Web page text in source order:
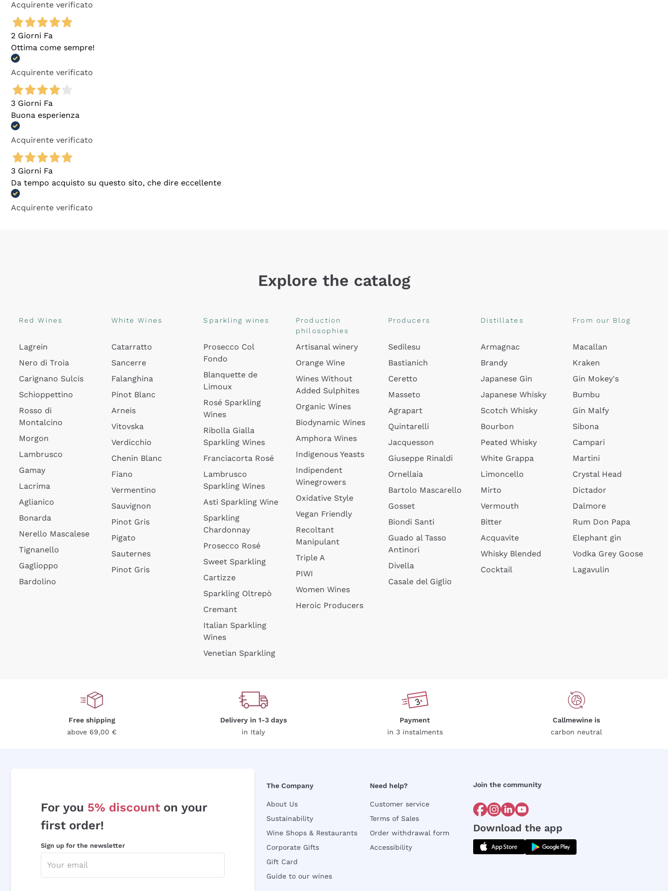
Acquirente verificato
2 Giorni Fa
Ottima come sempre!
Acquirente verificato
3 Giorni Fa
Buona esperienza
Acquirente verificato
3 Giorni Fa
Da tempo acquisto su questo sito, che dire eccellente
Acquirente verificato
Explore the catalog
Red Wines
Lagrein
Nero di Troia
Carignano Sulcis
Schioppettino
Rosso di
Montalcino
Morgon
Lambrusco
Gamay
Lacrima
Aglianico
Bonarda
Nerello Mascalese
Tignanello
Gaglioppo
Bardolino
White Wines
Catarratto
Sancerre
Falanghina
Pinot Blanc
Arneis
Vitovska
Verdicchio
Chenin Blanc
Fiano
Vermentino
Sauvignon
Pinot Gris
Pigato
Sauternes
Pinot Gris
Sparkling wines
Prosecco Col
Fondo
Blanquette de
Limoux
Rosé Sparkling
Wines
Ribolla Gialla
Sparkling Wines
Franciacorta Rosé
Lambrusco
Sparkling Wines
Asti Sparkling Wine
Sparkling
Chardonnay
Prosecco Rosé
Sweet Sparkling
Cartizze
Sparkling Oltrepò
Cremant
Italian Sparkling
Wines
Venetian Sparkling
Production
philosophies
Artisanal winery
Orange Wine
Wines Without
Added Sulphites
Organic Wines
Biodynamic Wines
Amphora Wines
Indigenous Yeasts
Indipendent
Winegrowers
Oxidative Style
Vegan Friendly
Recoltant
Manipulant
Triple A
PIWI
Women Wines
Heroic Producers
Producers
Sedilesu
Bastianich
Ceretto
Masseto
Agrapart
Quintarelli
Jacquesson
Giuseppe Rinaldi
Ornellaia
Bartolo Mascarello
Gosset
Biondi Santi
Guado al Tasso
Antinori
Divella
Casale del Giglio
Distillates
Armagnac
Brandy
Japanese Gin
Japanese Whisky
Scotch Whisky
Bourbon
Peated Whisky
White Grappa
Limoncello
Mirto
Vermouth
Bitter
Acquavite
Whisky Blended
Cocktail
From our Blog
Macallan
Kraken
Gin Mokey's
Bumbu
Gin Malfy
Sibona
Campari
Martini
Crystal Head
Dictador
Dalmore
Rum Don Papa
Elephant gin
Vodka Grey Goose
Lagavulin
Free shipping
above 69,00 €
Delivery in 1-3 days
in Italy
Payment
in 3 instalments
Callmewine is
carbon neutral
For you 5% discount on your
first order!
Sign up for the newsletter
The Company
About Us
Sustainability
Wine Shops & Restaurants
Corporate Gifts
Gift Card
Guide to our wines
Need help?
Customer service
Terms of Sales
Order withdrawal form
Accessibility
Join the community
Download the app